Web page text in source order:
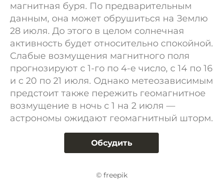
магнитная буря. По предварительным
данным, она может обрушиться на Землю
28 июля. До этого в целом солнечная
активность будет относительно спокойной.
Слабые возмущения магнитного поля
прогнозируют с 1-го по 4-е число, с 14 по 16
и с 20 по 21 июля. Однако метеозависимым
предстоит также пережить геомагнитное
возмущение в ночь с 1 на 2 июля —
астрономы ожидают геомагнитный шторм.
Обсудить
© freepik